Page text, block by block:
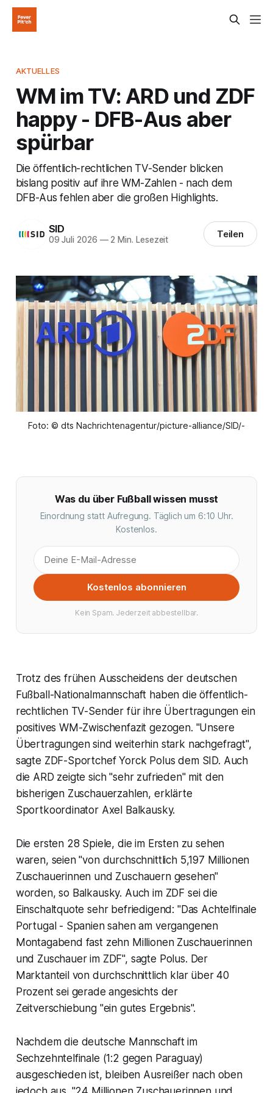
AKTUELLES
WM im TV: ARD und ZDF
happy - DFB-Aus aber
spürbar
Die öffentlich-rechtlichen TV-Sender blicken
bislang positiv auf ihre WM-Zahlen - nach dem
DFB-Aus fehlen aber die großen Highlights.
SID
09 Juli 2026 —2 Min. Lesezeit Teilen
Foto: © dts Nachrichtenagentur/picture-alliance/SID/-
Was du über Fußball wissen musst
Einordnung statt Aufregung. Täglich um 6:10 Uhr.
Kostenlos.
Kostenlos abonnieren
Kein Spam. Jederzeit abbestellbar.
Trotz des frühen Ausscheidens der deutschen
Fußball-Nationalmannschaft haben die öffentlich-
rechtlichen TV-Sender für ihre Übertragungen ein
positives WM-Zwischenfazit gezogen. "Unsere
Übertragungen sind weiterhin stark nachgefragt",
sagte ZDF-Sportchef Yorck Polus dem SID. Auch
die ARD zeigte sich "sehr zufrieden" mit den
bisherigen Zuschauerzahlen, erklärte
Sportkoordinator Axel Balkausky.
Die ersten 28 Spiele, die im Ersten zu sehen
waren, seien "von durchschnittlich 5,197 Millionen
Zuschauerinnen und Zuschauern gesehen"
worden, so Balkausky. Auch im ZDF sei die
Einschaltquote sehr befriedigend: "Das Achtelfinale
Portugal - Spanien sahen am vergangenen
Montagabend fast zehn Millionen Zuschauerinnen
und Zuschauer im ZDF", sagte Polus. Der
Marktanteil von durchschnittlich klar über 40
Prozent sei gerade angesichts der
Zeitverschiebung "ein gutes Ergebnis".
Nachdem die deutsche Mannschaft im
Sechzehntelfinale (1:2 gegen Paraguay)
ausgeschieden ist, bleiben Ausreißer nach oben